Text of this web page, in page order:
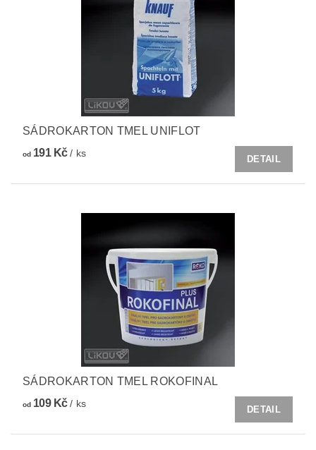
SÁDROKARTON TMEL UNIFLOT
od191 Kč/ ks
DETAIL
SÁDROKARTON TMEL ROKOFINAL
od109 Kč/ ks
DETAIL